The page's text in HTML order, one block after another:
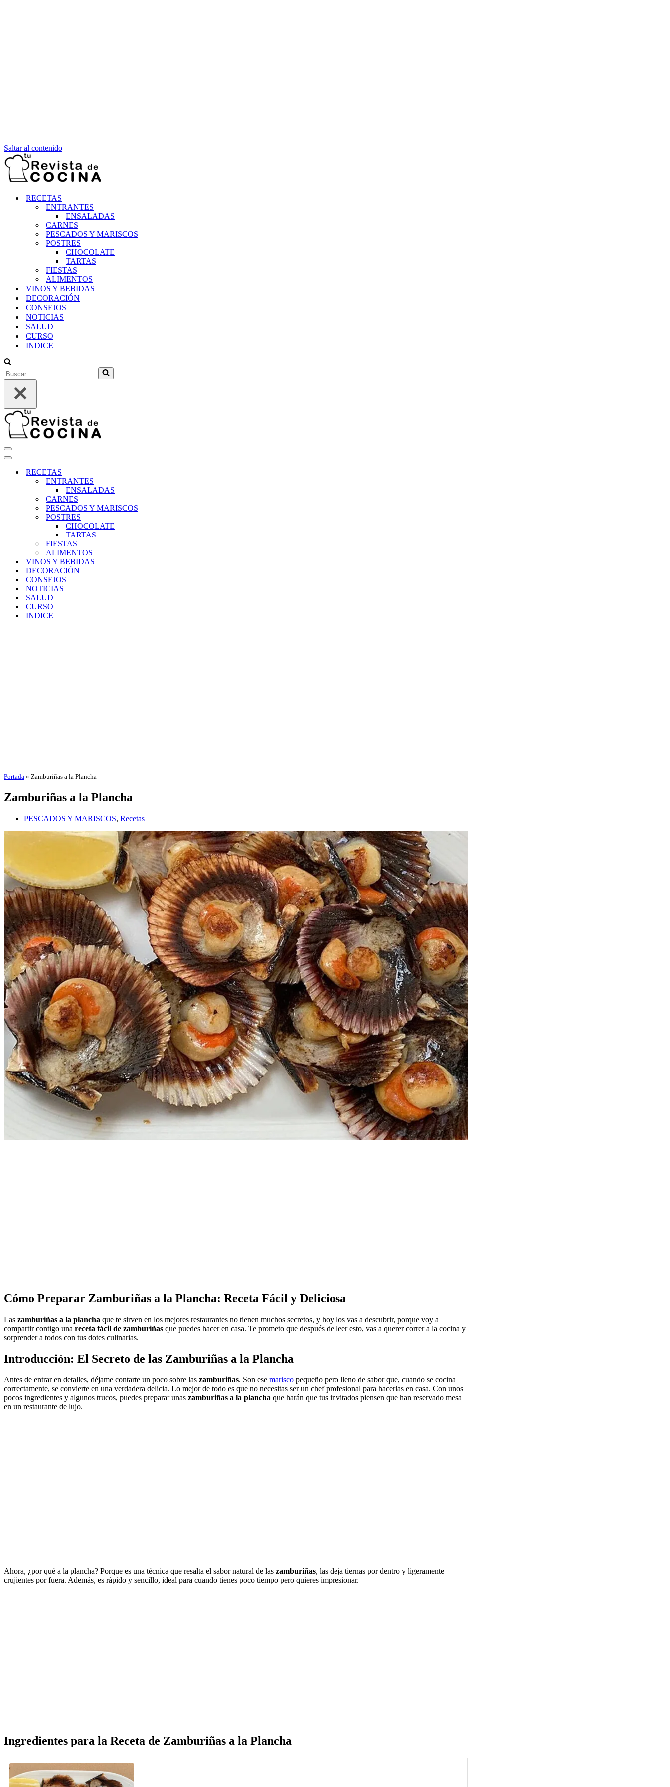
Saltar al contenido
RECETAS
ENTRANTES
ENSALADAS
CARNES
PESCADOS Y MARISCOS
POSTRES
CHOCOLATE
TARTAS
FIESTAS
ALIMENTOS
VINOS Y BEBIDAS
DECORACIÓN
CONSEJOS
NOTICIAS
SALUD
CURSO
INDICE
Buscar...
Menú
de
Menú
navegaciónRECETAS
ENTRANTES
ENSALADAS
CARNES
PESCADOS Y MARISCOS
POSTRES
CHOCOLATE
TARTAS
FIESTAS
ALIMENTOS
VINOS Y BEBIDAS
DECORACIÓN
CONSEJOS
NOTICIAS
SALUD
CURSO
INDICE
Portada » Zamburiñas a la Plancha
Zamburiñas a la Plancha
PESCADOS Y MARISCOS, Recetas
Cómo Preparar Zamburiñas a la Plancha: Receta Fácil y Deliciosa
Las zamburiñas a la plancha que te sirven en los mejores restaurantes no tienen muchos secretos, y hoy los vas a descubrir, porque voy a
compartir contigo una receta fácil de zamburiñas que puedes hacer en casa. Te prometo que después de leer esto, vas a querer correr a la cocina y
sorprender a todos con tus dotes culinarias.
Introducción: El Secreto de las Zamburiñas a la Plancha
Antes de entrar en detalles, déjame contarte un poco sobre las zamburiñas. Son ese marisco pequeño pero lleno de sabor que, cuando se cocina
correctamente, se convierte en una verdadera delicia. Lo mejor de todo es que no necesitas ser un chef profesional para hacerlas en casa. Con unos
pocos ingredientes y algunos trucos, puedes preparar unas zamburiñas a la plancha que harán que tus invitados piensen que han reservado mesa
en un restaurante de lujo.
Ahora, ¿por qué a la plancha? Porque es una técnica que resalta el sabor natural de las zamburiñas, las deja tiernas por dentro y ligeramente
crujientes por fuera. Además, es rápido y sencillo, ideal para cuando tienes poco tiempo pero quieres impresionar.
Ingredientes para la Receta de Zamburiñas a la Plancha